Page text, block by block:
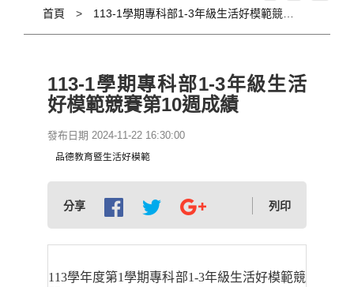
首頁 113-1學期專科部1-3年級生活好模範競賽第10週成績
113-1學期專科部1-3年級生活
好模範競賽第10週成績
發布日期 2024-11-22 16:30:00
品德教育暨生活好模範
分享 列印
113學年度第1學期專科部1-3年級生活好模範競